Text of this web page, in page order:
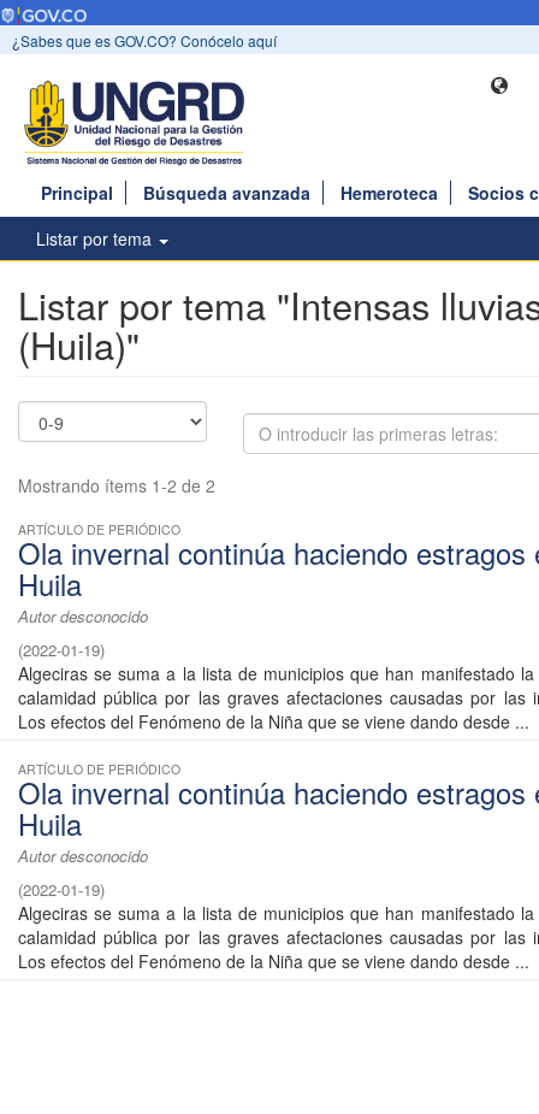
¿Sabes que es GOV.CO? Conócelo aquí
Principal Búsqueda avanzada Hemeroteca
Socios
Listar por tema
Listar por tema "Intensas
(Huila)"
Mostrando ítems 1-2 de 2
ARTÍCULO DE PERIÓDICO
Ola invernal continúa haciendo estragos
Huila
Autor desconocido
(2022-01-19)
Algeciras se suma a la lista de municipios que han manifestado
calamidad pública por las graves afectaciones causadas por las
Los efectos del Fenómeno de la Niña que se viene dando desde ...
ARTÍCULO DE PERIÓDICO
Ola invernal continúa haciendo estragos
Huila
Autor desconocido
(2022-01-19)
Algeciras se suma a la lista de municipios que han manifestado
calamidad pública por las graves afectaciones causadas por las
Los efectos del Fenómeno de la Niña que se viene dando desde ...